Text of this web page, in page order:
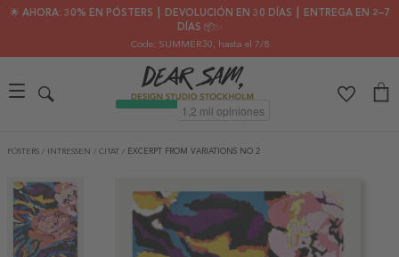
🌟 AHORA: 30% EN PÓSTERS ┃ DEVOLUCIÓN EN 30 DÍAS ┃ ENTREGA EN 2–7
DÍAS 📦✨
Code: SUMMER30, hasta el 7/8
PÓSTERS / INTRESSEN / CITAT / EXCERPT FROM VARIATIONS NO 2